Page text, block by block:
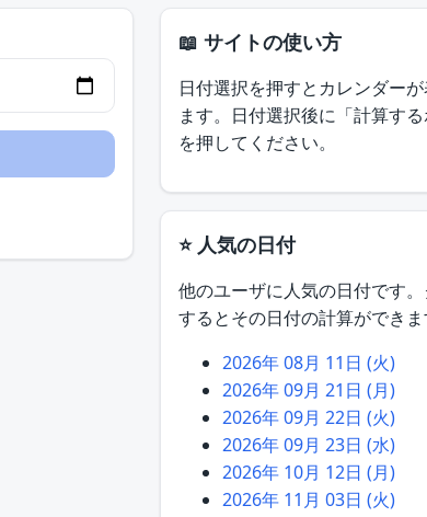
📖 サイトの使い方
日付選択を押すとカレンダー
ます。日付選択後に「計算する
を押してください。
⭐ 人気の日付
他のユーザに人気の日付です。
するとその日付の計算ができま
2026年 08月 11日 (火)
2026年 09月 21日 (月)
2026年 09月 22日 (火)
2026年 09月 23日 (水)
2026年 10月 12日 (月)
2026年 11月 03日 (火)